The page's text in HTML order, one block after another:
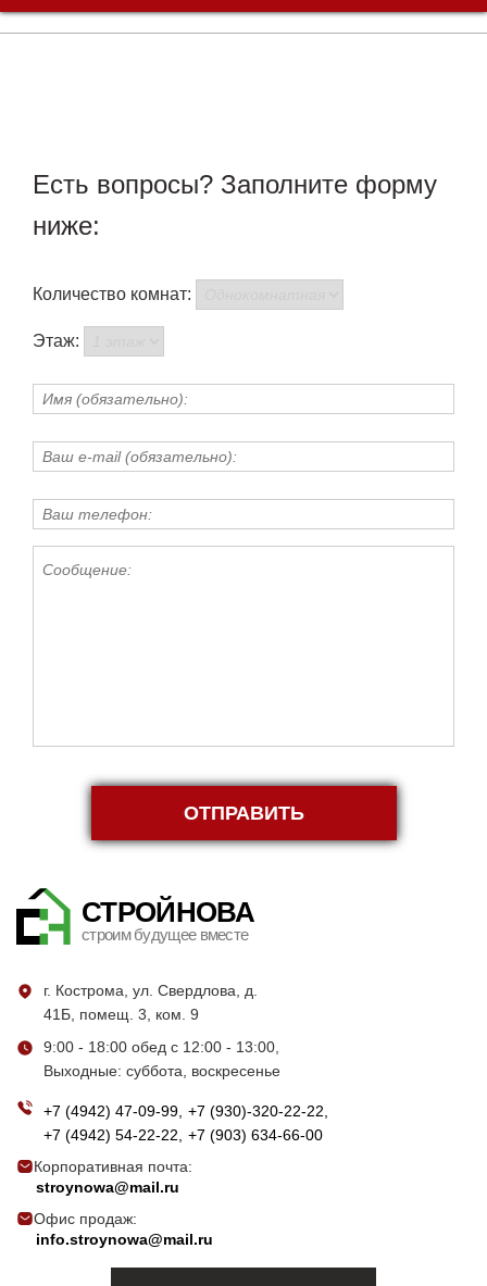
Есть вопросы? Заполните форму
ниже:
Количество комнат:
Этаж:
ОТПРАВИТЬ
СТРОЙНОВА
строим будущее вместе
г. Кострома, ул. Свердлова, д.
41Б, помещ. 3, ком. 9
9:00 - 18:00 обед с 12:00 - 13:00,
Выходные: суббота, воскресенье
+7 (4942) 47-09-99 +7 (930)-320-22-22
+7 (4942) 54-22-22
+7 (903) 634-66-00
Корпоративная почта:
stroynowa@mail.ru
Офис продаж:
info.stroynowa@mail.ru